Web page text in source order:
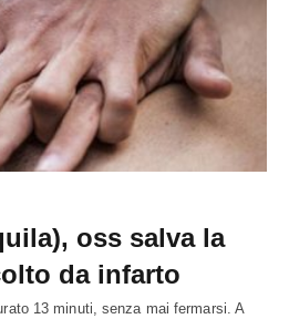
oss salva la
da infarto
13 minuti, senza mai fermarsi. A